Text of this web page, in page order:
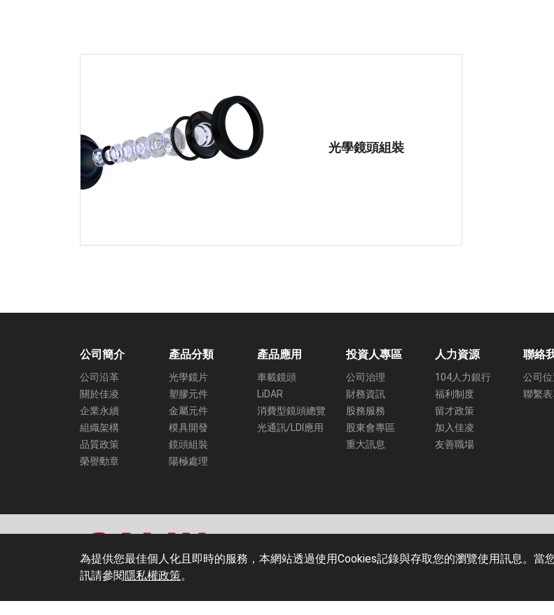
光學鏡頭組裝
公司簡介
公司沿革
關於佳凌
企業永續
組織架構
品質政策
榮譽勳章
產品分類
光學鏡片
塑膠元件
金屬元件
模具開發
鏡頭組裝
陽極處理
產品應用
車載鏡頭
LiDAR
消費型鏡頭總覽
光通訊/LDI應用
投資人專區
公司治理
財務資訊
股務服務
股東會專區
重大訊息
人力資源
104人力銀行
福利制度
留才政策
加入佳凌
友善職場
聯絡
公司
聯繫
+886-4-25352916
為提供您最佳個人化且即時的服務，本網站透過使用Cookies記錄與存取您的瀏覽使用訊息。當
訊請參閱隱私權政策。